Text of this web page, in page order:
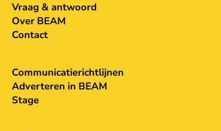
Vraag & antwoord
Over BEAM
Contact
Communicatierichtlijnen
Adverteren in BEAM
Stage